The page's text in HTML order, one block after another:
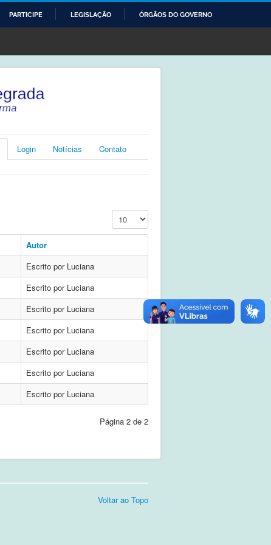
PARTICIPE LEGISLAÇÃO ÓRGÃOS DO GOVERNO
Login Notícias Contato
Exibir #
Autor
Escrito por Luciana
Escrito por Luciana
Escrito por Luciana
Escrito por Luciana
Escrito por Luciana
Escrito por Luciana
Escrito por Luciana
Página 2 de 2
Voltar ao Topo